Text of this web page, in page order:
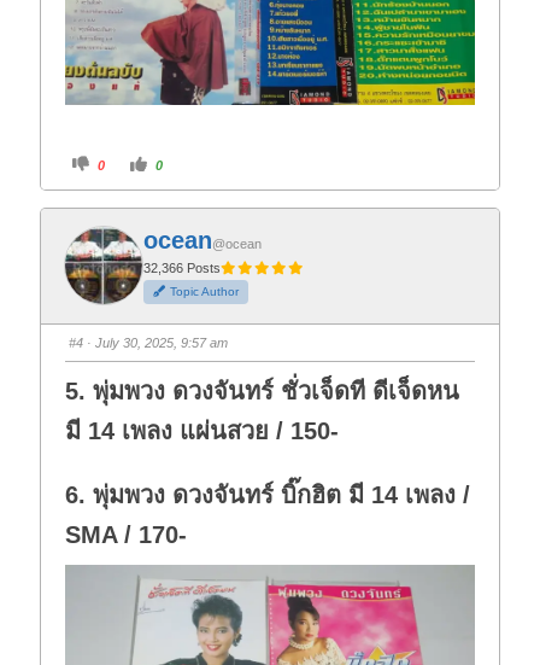
C
i
k
f
o
r
t
h
u
m
d
o
n
0
C
i
k
o
r
t
h
u
m
u
p
0
ocean@ocean
32,366 Posts
Topic Author
#4 · July 30, 2025, 9:57 am
5. พุ่มพวง ดวงจันทร์ ชั่วเจ็ดที ดีเจ็ดหน
มี 14 เพลง แผ่นสวย / 150-
6. พุ่มพวง ดวงจันทร์ บิ๊กฮิต มี 14 เพลง /
SMA / 170-